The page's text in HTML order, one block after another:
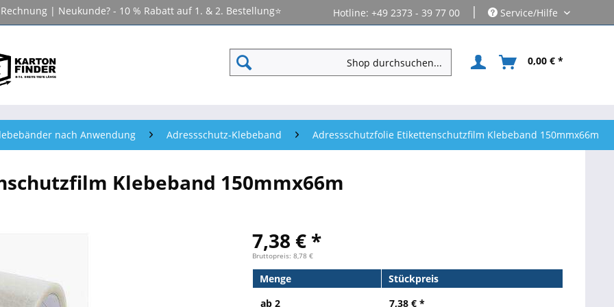
| Neukunde? - 10 % Rabatt auf 1. & 2. Bestellung⭐ Hotline: +49 2373 - 39 77 00 | Service/Hilfe
0,00 € *
nach Anwendung Adressschutz-Klebeband Adressschutzfolie Etikettenschutzfilm Klebeband 150mmx66m
Klebeband 150mmx66m
7,38 € *
Bruttopreis: 8,78 €
Menge
Stückpreis
ab 2 7,38 € *